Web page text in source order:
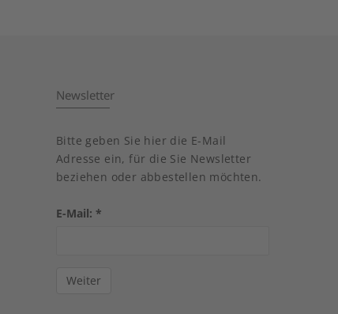
Newsletter
Bitte geben Sie hier die E-Mail
Adresse ein, für die Sie Newsletter
beziehen oder abbestellen möchten.
E-Mail: *
Weiter